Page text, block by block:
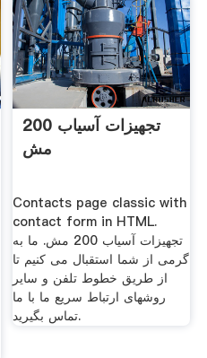
تجهیزات آسیاب 200
مش
Contacts page classic with
contact form in HTML.
تجهیزات آسیاب 200 مش. ما به
گرمی از شما استقبال می کنیم تا
از طریق خطوط تلفن و سایر
روشهای ارتباط سریع ما با ما
تماس بگیرید.